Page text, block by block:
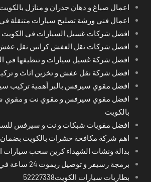
اعمال صباغ و دهان جدران و منازل
اعمال فني ورشة تصليح سيارات متنقلة
افضل شركات غسيل السيارات في
افضل شركات نقل العفش كراتين نقل
افضل شركة غسيل سيارات و تنظيفها في
افضل شركة نقل عفش و تخزين اثاث و
افضل مقوي سيرفس بالبر أهمية تركيب
افضل مقوي سيرفس و مقوي نت و مقوي
بالكويت
افضل مقويات شبكات و نت و سيرفس
اهم شركة مكافحة حشرات بالكويت بضمان
بدالة ونشات الشهداء كرين سحب سيارات
برمجة رسيفر و توصيل ريموت 24 ساعة في محافظات الكويت
بطاريات سيارات الكويت52227338